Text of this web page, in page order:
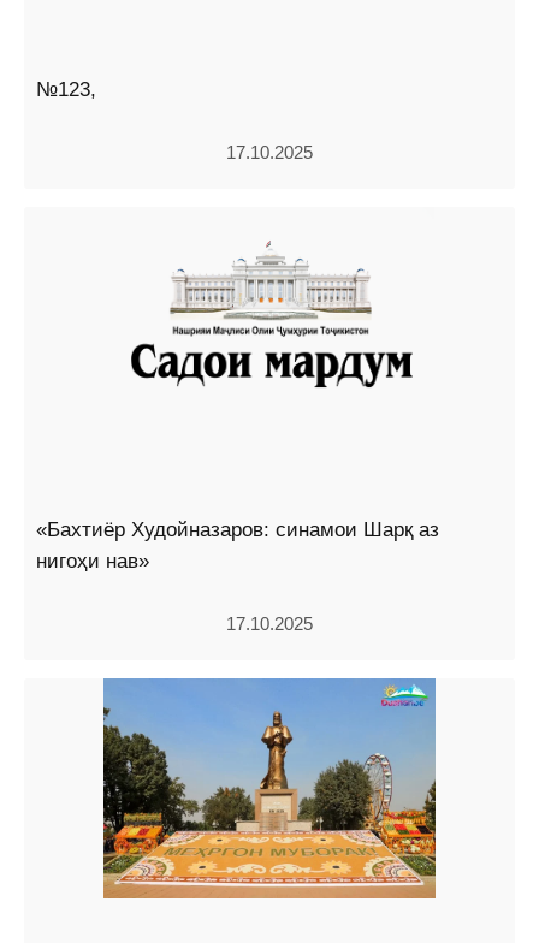
№123,
17.10.2025
«Бахтиёр Худойназаров: синамои Шарқ аз
нигоҳи нав»
17.10.2025